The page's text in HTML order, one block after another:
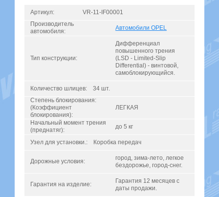
Артикул:
VR-11-IF00001
Производитель
автомобиля:
Автомобили OPEL
Тип конструкции:
Дифференциал
повышенного трения
(LSD - Limited-Slip
Differential) - винтовой,
самоблокирующийся.
Количество шлицев:
34 шт.
Степень блокирования:
(Коэффициент
блокирования):
ЛЕГКАЯ
Начальный момент трения
(преднатяг):
до 5 кг
Узел для установки.: Коробка передач
Дорожные условия:
город, зима-лето, легкое
бездорожье, город-снег.
Гарантия на изделие:
Гарантия 12 месяцев с
даты продажи.